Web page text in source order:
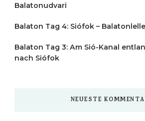
Balatonudvari
Balaton Tag 4: Siófok – Balatonlelle
Balaton Tag 3: Am Sió-Kanal
nach Siófok
NEUESTE